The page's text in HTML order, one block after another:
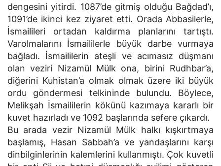
dengesini yitirdi. 1087’de gitmiş olduğu Bağdad’ı,
1091’de ikinci kez ziyaret etti. Orada Abbasilerle,
İsmailileri ortadan kaldırma planlarını tartıştı.
Varolmalarını İsmaililerle büyük darbe vurmaya
bağladı. İsmaililerin ateşli ve acımasız düşmanı
olan veziri Nizamül Mülk ona, birini Rudhbar’a,
diğerini Kuhistan’a olmak olmak üzere iki büyük
ordu göndermesi telkininde bulundu. Böylece,
Melikşah İsmaililerin kökünü kazımaya kararlı bir
kuvet hazırladı ve 1092 başlarında sefere çıkardı.
Bu arada vezir Nizamül Mülk halkı kışkırtmaya
başlamış, Hasan Sabbah’a ve yandaşlarını karşı
dinbilginlerinin kalemlerini kullanmıştı. Çok kuvetli